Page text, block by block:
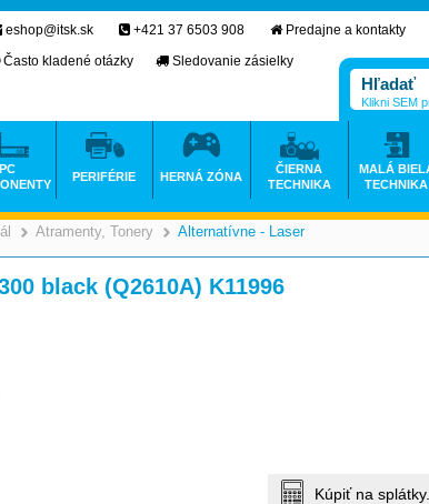
>
Atramenty, Tonery >
Alternatívne - Laser
black (Q2610A) K11996
Kúpiť na splátky.
eshop@itsk.sk +421 37 6503 908
Predajne a kontakty
Často kladené otázky
Sledovanie zásielky
Klikni SEM
PC
PERIFÉRIE HERNÁ ZÓNA
ČIERNA
TECHNIKA
MALÁ
TECHNIKA